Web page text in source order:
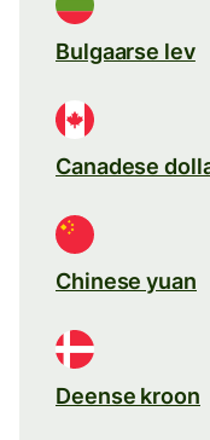
Bulgaarse lev
Canadese
Chinese yuan
Deense kroon